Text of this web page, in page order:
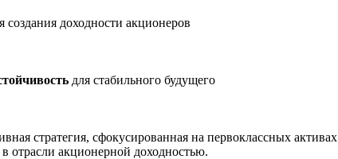
создания доходности акционеров
для стабильного будущего
стратегия, сфокусированная на первоклассных
отрасли акционерной доходностью.